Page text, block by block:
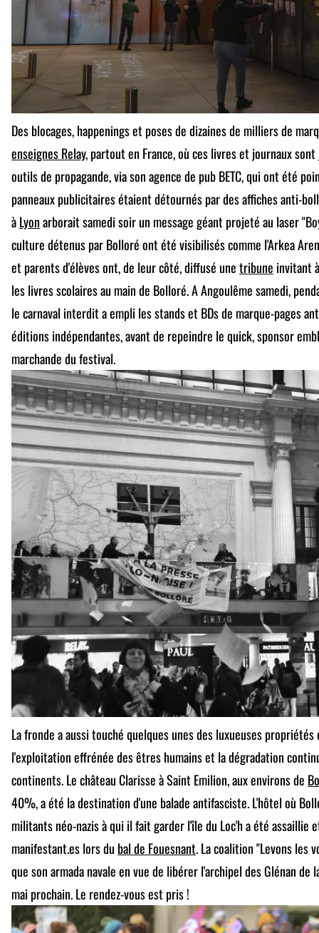
Des blocages, happenings et poses de dizaines de milliers de
enseignes Relay, partout en France, où ces livres et journaux
outils de propagande, via son agence de pub BETC, qui ont été
panneaux publicitaires étaient détournés par des affiches anti-
àLyonarborait samedi soir un message géant projeté au laser
culture détenus par Bolloré ont été visibilisés comme l'Arkea
et parents d'élèves ont, de leur côté, diffusé unetribune invitant
les livres scolaires au main de Bolloré. A Angoulême samedi,
le carnaval interdit a empli les stands et BDs de marque-pages
éditions indépendantes, avant de repeindre le quick, sponsor
marchande du festival.
La fronde a aussi touché quelques unes des luxueuses propriétés
l'exploitation effrénée des êtres humains et la dégradation
continents. Le château Clarisse à Saint Emilion, aux environs de
40%, a été la destination d'une balade antifasciste. L'hôtel où
militants néo-nazis à qui il fait garder l'île du Loc'h a été assaillie
manifestant.es lors du bal de Fouesnant. La coalition "Levons les
que son armada navale en vue de libérer l'archipel des Glénan
mai prochain. Le rendez-vous est pris !